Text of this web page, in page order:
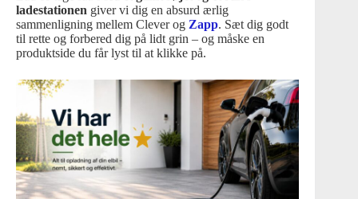
ladestationen giver vi dig en absurd ærlig
sammenligning mellem Clever og Zapp. Sæt dig godt
til rette og forbered dig på lidt grin – og måske en
produktside du får lyst til at klikke på.